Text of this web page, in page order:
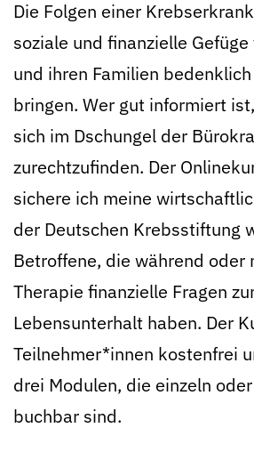
Die Folgen einer
soziale und finanzielle
und ihren Familien
bringen. Wer gut informiert
sich im Dschungel der
zurechtzufinden. Der
sichere ich meine
der Deutschen Krebsstiftung
Betroffene, die während oder
Therapie finanzielle Fragen
Lebensunterhalt haben. Der
Teilnehmer*innen kostenfrei
drei Modulen, die einzeln
buchbar sind.